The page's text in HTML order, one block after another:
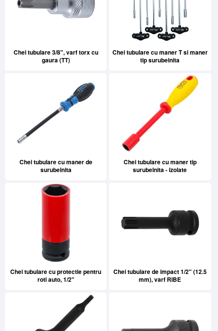
Chei tubulare 3/8", varf torx cu
gaura (TT)
Chei tubulare cu maner T si maner
tip surubelnita
Chei tubulare cu maner de
surubelnita
Chei tubulare cu maner tip
surubelnita - izolate
Chei tubulare cu protectie pentru
roti auto, 1/2"
Chei tubulare de impact 1/2" (12.5
mm), varf RIBE